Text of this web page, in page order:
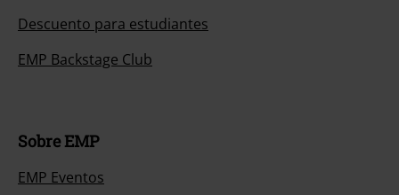
Descuento para estudiantes
EMP Backstage Club
Sobre EMP
EMP Eventos